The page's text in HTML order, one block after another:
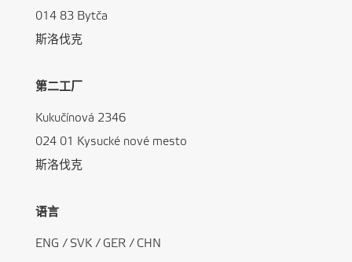
014 83 Bytča
斯洛伐克
第二工厂
Kukučínová 2346
024 01 Kysucké nové mesto
斯洛伐克
语言
ENG / SVK/ GER/ CHN